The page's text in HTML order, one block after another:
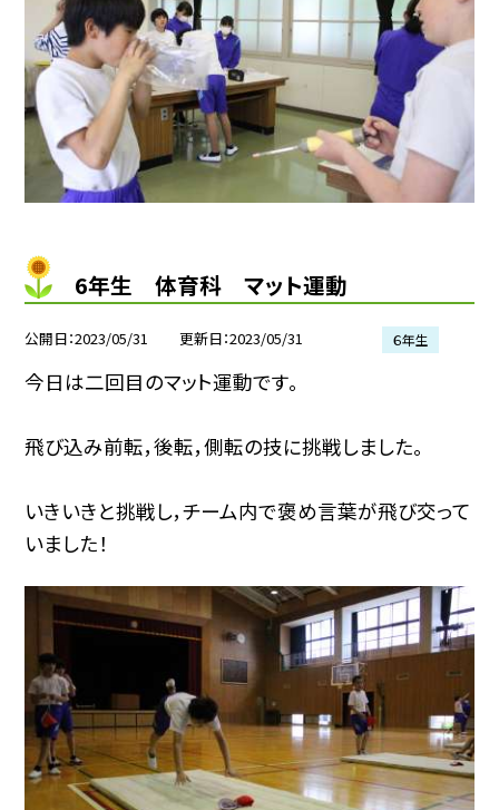
6年生 体育科 マット運動
公開日 2023/05/31 更新日 2023/05/31 ６年生
今日は二回目のマット運動です。
飛び込み前転，後転，側転の技に挑戦しました。
いきいきと挑戦し，チーム内で褒め言葉が飛び交って
いました！